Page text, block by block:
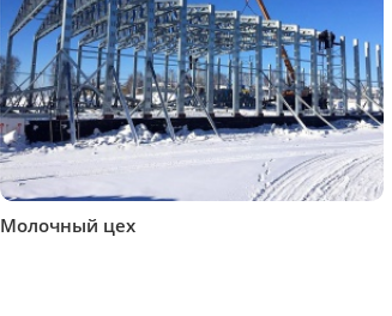
Молочный цех